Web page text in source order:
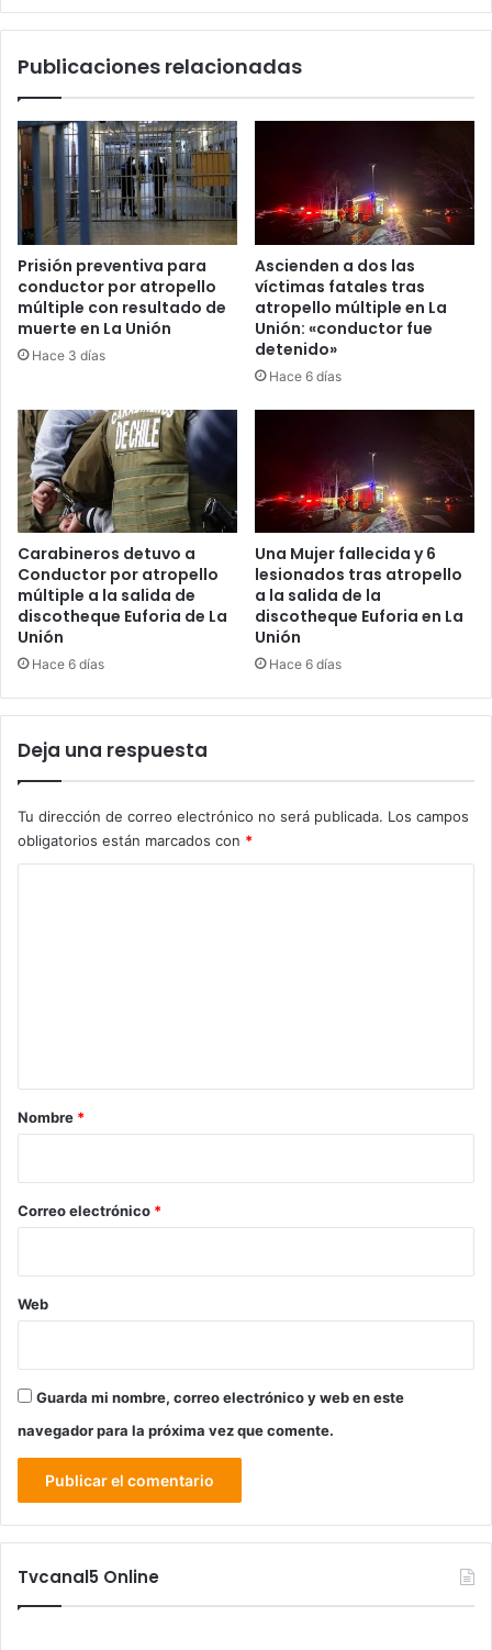
Publicaciones relacionadas
Prisión preventiva para
conductor por atropello
múltiple con resultado de
muerte en La Unión
Hace 3 días
Ascienden a dos las
víctimas fatales tras
atropello múltiple en La
Unión: «conductor fue
detenido»
Hace 6 días
Carabineros detuvo a
Conductor por atropello
múltiple a la salida de
discotheque Euforia de La
Unión
Hace 6 días
Una Mujer fallecida y 6
lesionados tras atropello
a la salida de la
discotheque Euforia en La
Unión
Hace 6 días
Deja una respuesta
Tu dirección de correo electrónico no será publicada. Los campos
obligatorios están marcados con *
r
*
Nombre *
Correo electrónico *
Web
Guarda mi nombre, correo electrónico y web en este
navegador para la próxima vez que comente.
Tvcanal5 Online